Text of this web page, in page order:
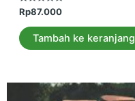
Dinilai
0
dari
5
Rp87.000
Tambah ke keranjang